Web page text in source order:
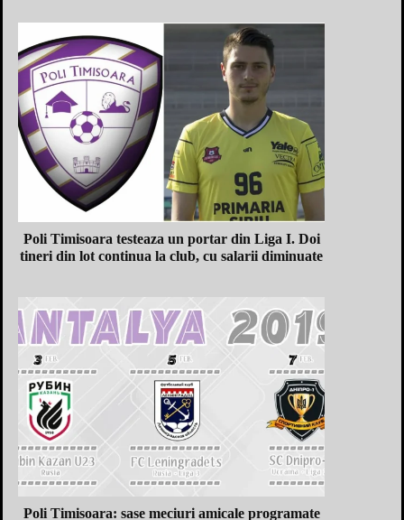
Poli Timisoara testeaza un portar din Liga I. Doi
tineri din lot continua la club, cu salarii diminuate
Poli Timisoara: sase meciuri amicale programate